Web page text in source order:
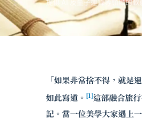
提供 AI 及 量子運算等領域的軟
「如果非常捨不得，就是
如此寫道。 [1]這部融合旅
記。當一位美學大家遇上